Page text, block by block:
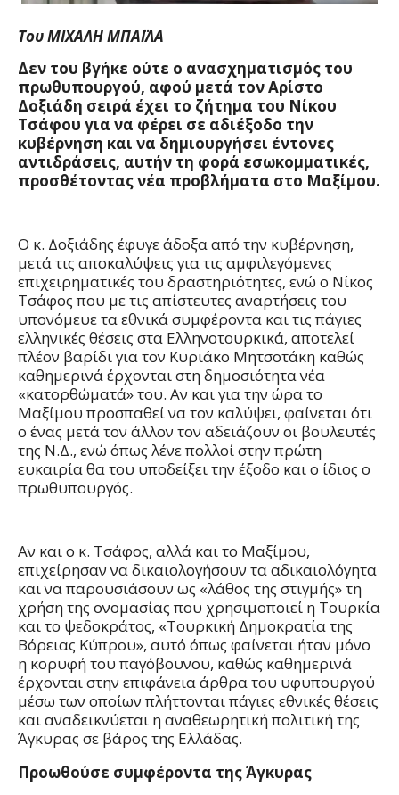
Του ΜΙΧΑΛΗ ΜΠΑΪΛΑ
Δεν του βγήκε ούτε ο ανασχηματισμός του
πρωθυπουργού, αφού μετά τον Αρίστο
Δοξιάδη σειρά έχει το ζήτημα του Νίκου
Τσάφου για να φέρει σε αδιέξοδο την
κυβέρνηση και να δημιουργήσει έντονες
αντιδράσεις, αυτήν τη φορά εσωκομματικές,
προσθέτοντας νέα προβλήματα στο Μαξίμου.
Ο κ. Δοξιάδης έφυγε άδοξα από την κυβέρνηση,
μετά τις αποκαλύψεις για τις αμφιλεγόμενες
επιχειρηματικές του δραστηριότητες, ενώ ο Νίκος
Τσάφος που με τις απίστευτες αναρτήσεις του
υπονόμευε τα εθνικά συμφέροντα και τις πάγιες
ελληνικές θέσεις στα Ελληνοτουρκικά, αποτελεί
πλέον βαρίδι για τον Κυριάκο Μητσοτάκη καθώς
καθημερινά έρχονται στη δημοσιότητα νέα
«κατορθώματά» του. Αν και για την ώρα το
Μαξίμου προσπαθεί να τον καλύψει, φαίνεται ότι
ο ένας μετά τον άλλον τον αδειάζουν οι βουλευτές
της Ν.Δ., ενώ όπως λένε πολλοί στην πρώτη
ευκαιρία θα του υποδείξει την έξοδο και ο ίδιος ο
πρωθυπουργός.
Αν και ο κ. Τσάφος, αλλά και το Μαξίμου,
επιχείρησαν να δικαιολογήσουν τα αδικαιολόγητα
και να παρουσιάσουν ως «λάθος της στιγμής» τη
χρήση της ονομασίας που χρησιμοποιεί η Τουρκία
και το ψεδοκράτος, «Τουρκική Δημοκρατία της
Βόρειας Κύπρου», αυτό όπως φαίνεται ήταν μόνο
η κορυφή του παγόβουνου, καθώς καθημερινά
έρχονται στην επιφάνεια άρθρα του υφυπουργού
μέσω των οποίων πλήττονται πάγιες εθνικές θέσεις
και αναδεικνύεται η αναθεωρητική πολιτική της
Άγκυρας σε βάρος της Ελλάδας.
Προωθούσε συμφέροντα της Άγκυρας